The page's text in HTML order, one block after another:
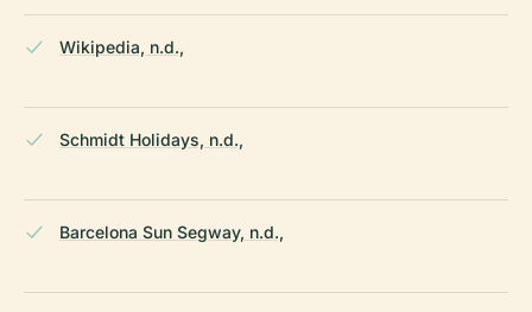
Wikipedia, n.d.,
Schmidt Holidays, n.d.,
Barcelona Sun Segway, n.d.,